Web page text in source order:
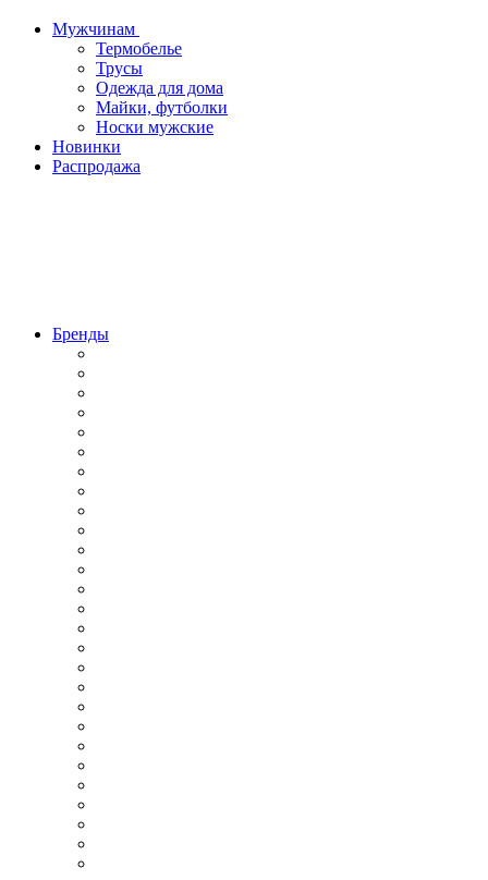
Мужчинам
Термобелье
Трусы
Одежда для дома
Майки, футболки
Носки мужские
Новинки
Распродажа
Бренды